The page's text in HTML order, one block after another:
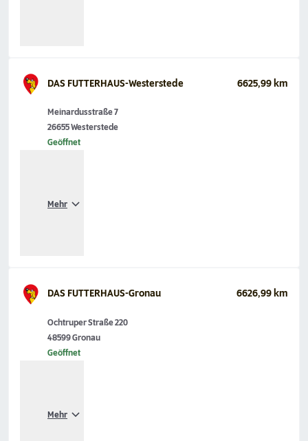
DAS FUTTERHAUS-Westerstede 6625,99 km
Meinardusstraße 7
26655 Westerstede
Geöffnet
Mehr
DAS FUTTERHAUS-Gronau 6626,99 km
Ochtruper Straße 220
48599 Gronau
Geöffnet
Mehr